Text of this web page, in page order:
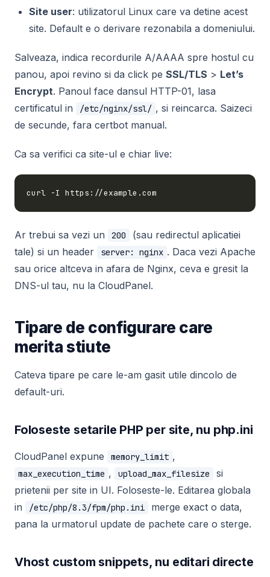
Site user: utilizatorul Linux care va detine acest
site. Default e o derivare rezonabila a domeniului.
Salveaza, indica recordurile A/AAAA spre hostul cu
panou, apoi revino si da click pe SSL/TLS > Let’s
Encrypt. Panoul face dansul HTTP-01, lasa
certificatul in
/etc/nginx/ssl/ , si reincarca. Saizeci
de secunde, fara certbot manual.
Ca sa verifici ca site-ul e chiar live:
Ar trebui sa vezi un 200
(sau redirectul aplicatiei
tale) si un header
server: nginx . Daca vezi Apache
sau orice altceva in afara de Nginx, ceva e gresit la
DNS-ul tau, nu la CloudPanel.
Tipare de configurare care
merita stiute
Cateva tipare pe care le-am gasit utile dincolo de
default-uri.
Foloseste setarile PHP per site, nu php.ini
CloudPanel expune memory_limit ,
max_execution_time , upload_max_filesize
si
prietenii per site in UI. Foloseste-le. Editarea globala
in
/etc/php/8.3/fpm/php.ini
merge exact o data,
pana la urmatorul update de pachete care o sterge.
Vhost custom snippets, nu editari directe